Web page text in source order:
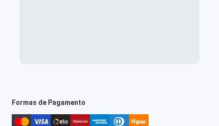
Formas de Pagamento